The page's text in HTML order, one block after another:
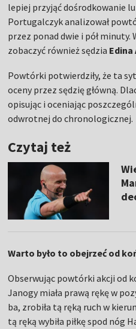
lepiej przyjąć dośrodkowanie
Portugalczyk analizował
przez ponad dwie i pół minuty.
zobaczyć również sędzia
Powtórki potwierdziły, że ta
oceny przez sędzię główną.
opisując i oceniając
odwrotnej do chronologicznej.
Czytaj też
Warto było to obejrzeć od
Obserwując powtórki akcji od
Janogy miała prawą rękę w
ba, zrobiła tą ręką ruch w
tą ręką wybiła piłkę spod nóg